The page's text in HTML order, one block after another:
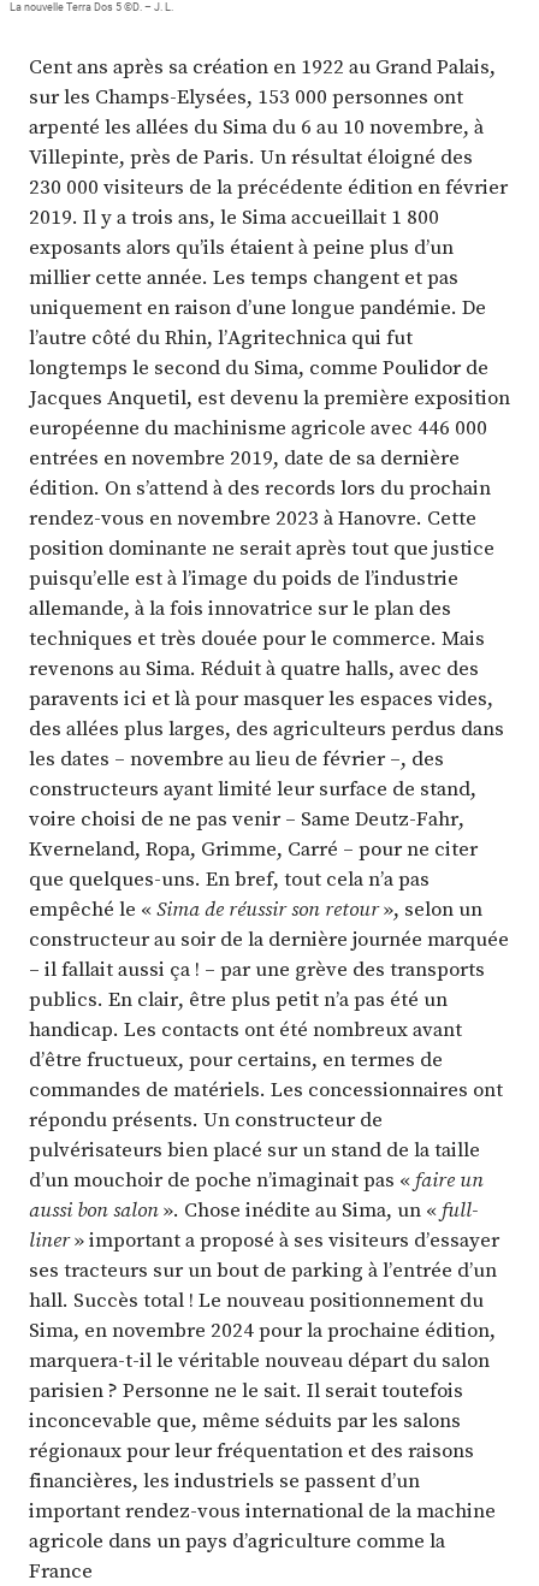
La nouvelle Terra Dos 5 ©D. – J. L.
Cent ans après sa création en 1922 au Grand Palais,
sur les Champs-Elysées, 153 000 personnes ont
arpenté les allées du Sima du 6 au 10 novembre, à
Villepinte, près de Paris. Un résultat éloigné des
230 000 visiteurs de la précédente édition en février
2019. Il y a trois ans, le Sima accueillait 1 800
exposants alors qu’ils étaient à peine plus d’un
millier cette année. Les temps changent et pas
uniquement en raison d’une longue pandémie. De
l’autre côté du Rhin, l’Agritechnica qui fut
longtemps le second du Sima, comme Poulidor de
Jacques Anquetil, est devenu la première exposition
européenne du machinisme agricole avec 446 000
entrées en novembre 2019, date de sa dernière
édition. On s’attend à des records lors du prochain
rendez-vous en novembre 2023 à Hanovre. Cette
position dominante ne serait après tout que justice
puisqu’elle est à l’image du poids de l’industrie
allemande, à la fois innovatrice sur le plan des
techniques et très douée pour le commerce. Mais
revenons au Sima. Réduit à quatre halls, avec des
paravents ici et là pour masquer les espaces vides,
des allées plus larges, des agriculteurs perdus dans
les dates – novembre au lieu de février –, des
constructeurs ayant limité leur surface de stand,
voire choisi de ne pas venir – Same Deutz-Fahr,
Kverneland, Ropa, Grimme, Carré – pour ne citer
que quelques-uns. En bref, tout cela n’a pas
empêché le «Sima de réussir son retour», selon un
constructeur au soir de la dernière journée marquée
– il fallait aussi ça ! – par une grève des transports
publics. En clair, être plus petit n’a pas été un
handicap. Les contacts ont été nombreux avant
d’être fructueux, pour certains, en termes de
commandes de matériels. Les concessionnaires ont
répondu présents. Un constructeur de
pulvérisateurs bien placé sur un stand de la taille
d’un mouchoir de poche n’imaginait pas «faire un
aussi bon salon». Chose inédite au Sima, un «full-
liner» important a proposé à ses visiteurs d’essayer
ses tracteurs sur un bout de parking à l’entrée d’un
hall. Succès total ! Le nouveau positionnement du
Sima, en novembre 2024 pour la prochaine édition,
marquera-t-il le véritable nouveau départ du salon
parisien ? Personne ne le sait. Il serait toutefois
inconcevable que, même séduits par les salons
régionaux pour leur fréquentation et des raisons
financières, les industriels se passent d’un
important rendez-vous international de la machine
agricole dans un pays d’agriculture comme la
France